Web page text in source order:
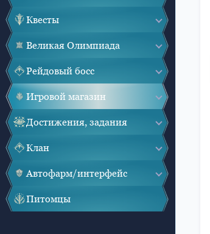
Квесты
Великая Олимпиада
Рейдовый босс
Игровой магазин
Достижения, задания
Клан
Автофарм/интерфейс
Питомцы